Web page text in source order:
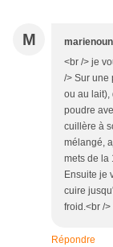
M
<br /> je
/> Sur une
ou au lait),
poudre
cuillère à
mélangé,
mets de la
Ensuite je
cuire
froid.<br />
Répondre